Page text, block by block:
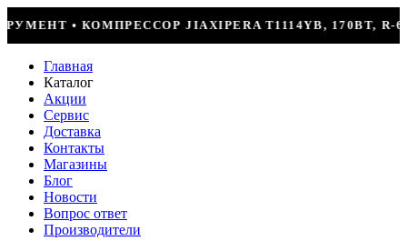
T1114YB, 170ВТ, R-600 = 2499Р
Главная
Каталог
Акции
Сервис
Доставка
Контакты
Магазины
Блог
Новости
Вопрос ответ
Производители